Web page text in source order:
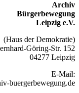
Archiv
Bürgerbewegung
Leipzig e.V.
(Haus der Demokratie)
Göring-Str. 152
04277 Leipzig
E-Mail:
buergerbewegung.de